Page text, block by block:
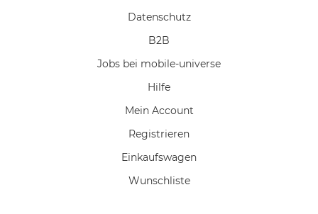
Datenschutz
B2B
Jobs bei mobile-universe
Hilfe
Mein Account
Registrieren
Einkaufswagen
Wunschliste